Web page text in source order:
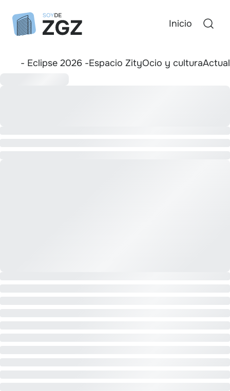
Inicio
- Eclipse 2026 -Espacio ZityOcio y cultura